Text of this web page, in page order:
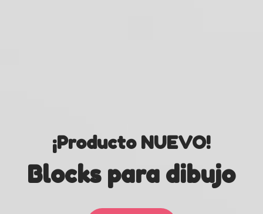
¡Producto NUEVO!
Blocks para dibujo